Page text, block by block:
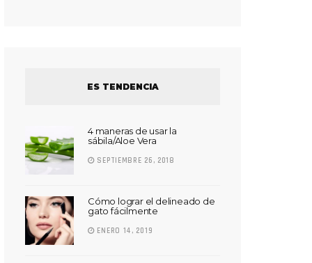
ES TENDENCIA
4 maneras de usar la
sábila/Aloe Vera
SEPTIEMBRE 26, 2018
Cómo lograr el delineado de
gato fácilmente
ENERO 14, 2019